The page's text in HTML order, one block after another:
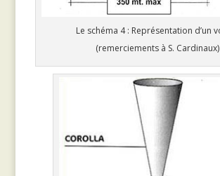
Le schéma 4 : Représentation d’un
(remerciements à S. Cardinaux)